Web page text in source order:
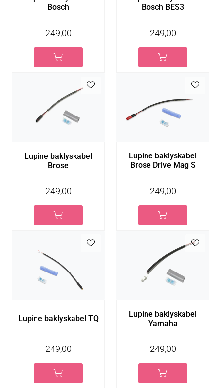
Bosch
249,00
Bosch BES3
249,00
Lupine baklyskabel
Brose
249,00
Lupine baklyskabel
Brose Drive Mag S
249,00
Lupine baklyskabel TQ
249,00
Lupine baklyskabel
Yamaha
249,00